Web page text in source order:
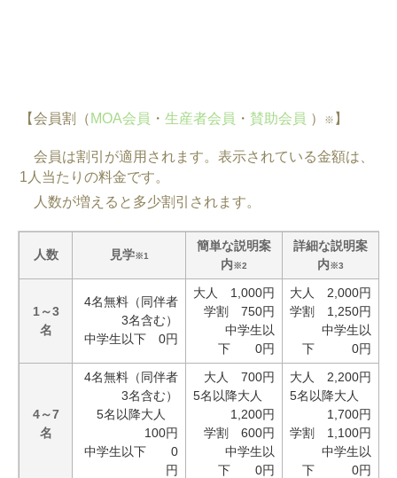
【会員割（ MOA会員 ・ 生産者会員 ・ 賛助会員 ） ※ 】
会員は割引が適用されます。表示されている金額は、
1人当たりの料金です。
人数が増えると多少割引されます。
人数 見学※1
簡単な説明案
内※2
詳細な説明案
内※3
1～3
名
4名無料（同伴者
3名含む）
中学生以下 0円
大人 1,000円
学割 750円
中学生以
下 0円
大人 2,000円
学割 1,250円
中学生以
下 0円
4～7
名
4名無料（同伴者
3名含む）
5名以降大人
100円
中学生以下 0
円
大人 700円
5名以降大人
1,200円
学割 600円
中学生以
下 0円
大人 2,200円
5名以降大人
1,700円
学割 1,100円
中学生以
下 0円